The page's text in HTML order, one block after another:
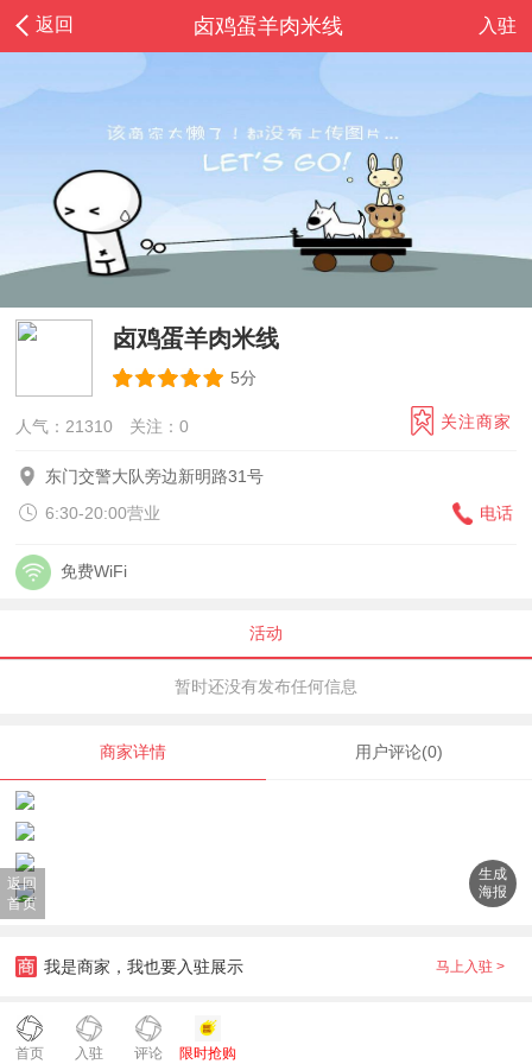
返回 卤鸡蛋羊肉米线 入驻
卤鸡蛋羊肉米线
5分
人气：21310 关注： 0 关注商家
东门交警大队旁边新明路31号
电话
6:30-20:00营业
免费WiFi
活动
暂时还没有发布任何信息
商家详情 用户评论(0)
马上入驻 >
我是商家，我也要入驻展示
首页 入驻 评论 限时抢购
返回
首页
生成
海报